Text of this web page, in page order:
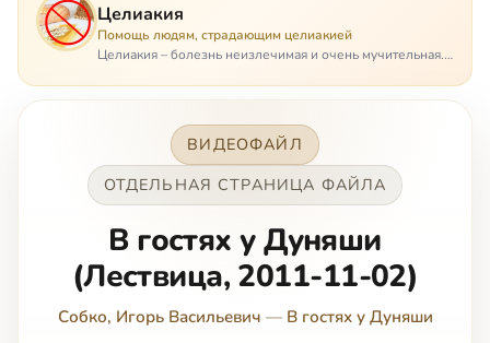
Целиакия
Помощь людям, страдающим целиакией
Целиакия – болезнь неизлечимая и очень мучительная.
целиакией страдает в одиночестве, не представляя
ВИДЕОФАЙЛ
ОТДЕЛЬНАЯ СТРАНИЦА ФАЙЛА
В гостях у Дуняши
(Лествица, 2011-11-02)
Собко, Игорь Васильевич — В гостях у Дуняши